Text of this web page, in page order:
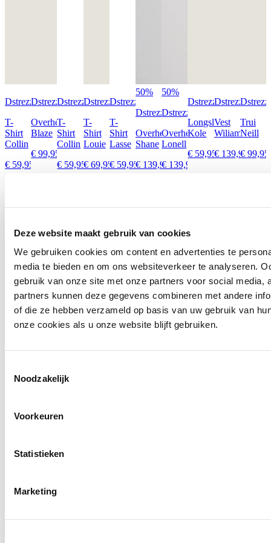
Deze website maakt gebruik van cookies
We gebruiken cookies om content en advertenties te
media te bieden en om ons websiteverkeer te analyseren.
gebruik van onze site met onze partners voor social media,
partners kunnen deze gegevens combineren met andere
of die ze hebben verzameld op basis van uw gebruik van
onze cookies als u onze website blijft gebruiken.
Noodzakelijk
Voorkeuren
Statistieken
Marketing
Dstrezzed
T-
Shirt
Collin
€ 59,95
Dstrezzed
Overhemd
Blaze
€ 99,95
Dstrezzed
T-
Shirt
Collin
€ 59,95
Dstrezzed
T-
Shirt
Louie
€ 69,95
Dstrezzed
T-
Shirt
Lasse
€ 59,95
50%
Dstrezzed
Overhemd
Shane
€ 139,95€ 69,97
50%
Dstrezzed
Overhemd
Lonell
€ 139,95
Dstrezzed
Longsleeve
Kole
€ 59,95
Dstrezzed
Vest
Wiliam
€ 139,95
Trui
Neill
€ 99,95